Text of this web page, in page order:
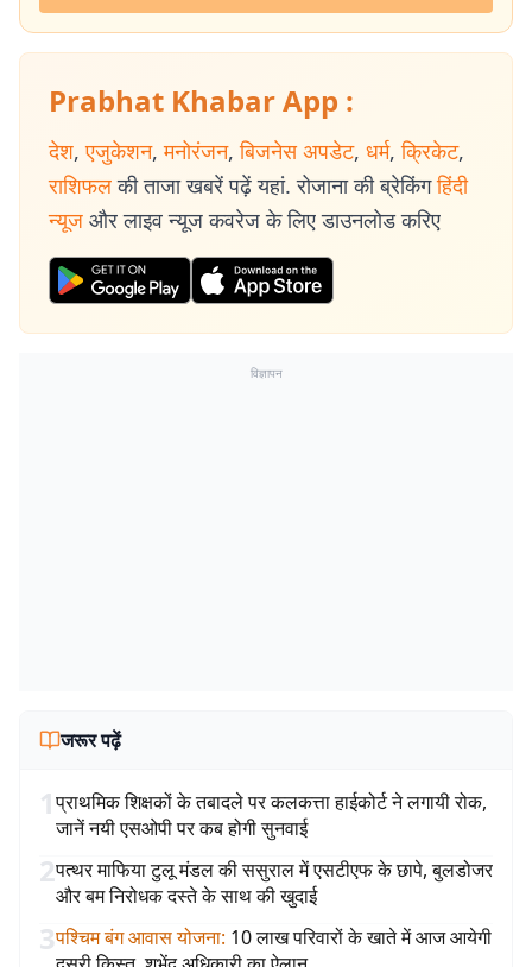
Prabhat Khabar App :
देश, एजुकेशन, मनोरंजन, बिजनेस अपडेट, धर्म, क्रिकेट,
राशिफल की ताजा खबरें पढ़ें यहां. रोजाना की ब्रेकिंग हिंदी
न्यूज और लाइव न्यूज कवरेज के लिए डाउनलोड करिए
विज्ञापन
जरूर पढ़ें
1प्राथमिक शिक्षकों के तबादले पर कलकत्ता हाईकोर्ट ने लगायी रोक,
जानें नयी एसओपी पर कब होगी सुनवाई
2पत्थर माफिया टुलू मंडल की ससुराल में एसटीएफ के छापे, बुलडोजर
और बम निरोधक दस्ते के साथ की खुदाई
3पश्चिम बंग आवास योजना: 10 लाख परिवारों के खाते में आज आयेगी